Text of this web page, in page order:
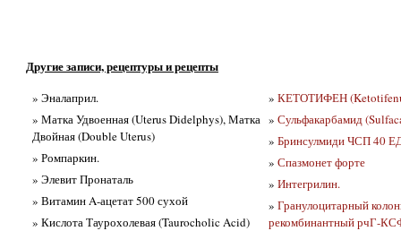
Другие записи, рецептуры и рецепты
» Эналаприл.
» Матка Удвоенная (Uterus Didelphys), Матка
Двойная (Double Uterus)
» Ромпаркин.
» Элевит Пронаталь
» Витамин A-ацетат 500 сухой
» Кислота Таурохолевая (Taurocholic Acid)
» КЕТОТИФЕН
» Сульфакарбамид
» Бринсулмиди ЧСП 40
» Спазмонет форте
» Интегрилин.
» Гранулоцитарный
рекомбинантный рчГ-